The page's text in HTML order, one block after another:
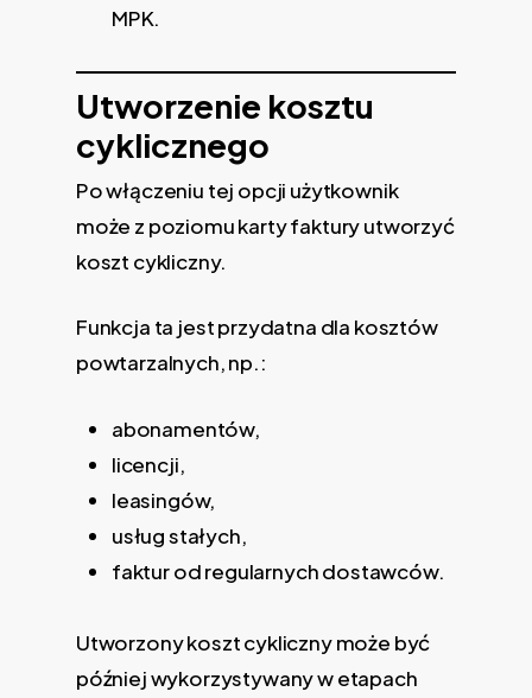
MPK.
Utworzenie kosztu
cyklicznego
Po włączeniu tej opcji użytkownik
może z poziomu karty faktury utworzyć
koszt cykliczny.
Funkcja ta jest przydatna dla kosztów
powtarzalnych, np.:
abonamentów,
licencji,
leasingów,
usług stałych,
faktur od regularnych dostawców.
Utworzony koszt cykliczny może być
później wykorzystywany w etapach